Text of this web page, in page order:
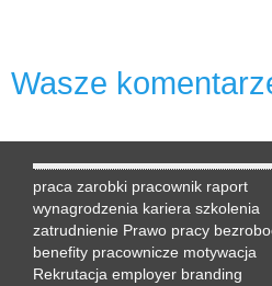
Wasze
praca zarobki pracownik raport
wynagrodzenia kariera szkolenia
zatrudnienie Prawo pracy
benefity pracownicze motywacja
Rekrutacja employer branding